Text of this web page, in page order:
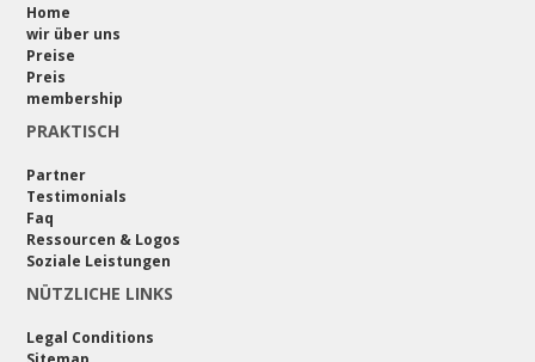
Home
wir über uns
Preise
Preis
membership
PRAKTISCH
Partner
Testimonials
Faq
Ressourcen & Logos
Soziale Leistungen
NÜTZLICHE LINKS
Legal Conditions